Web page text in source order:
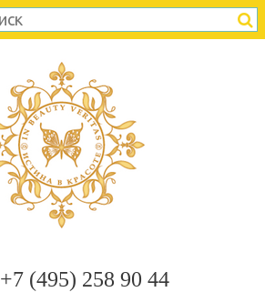
+7 (495) 258 90 44